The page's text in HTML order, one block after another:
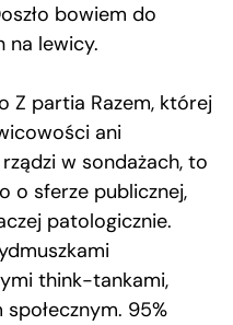
bowiem do
na lewicy.
Z partia Razem, której
ani
w sondażach, to
o sferze publicznej,
patologicznie.
think-tankami,
95%